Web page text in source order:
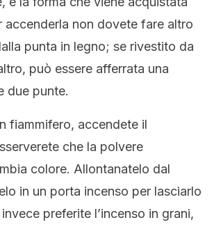
accenderla non dovete fare altro
punta in legno; se rivestito da
può essere afferrata una
due punte.
fiammifero, accendete il
che la polvere
colore. Allontanatelo dal
in un porta incenso per lasciarlo
preferite l’incenso in grani,